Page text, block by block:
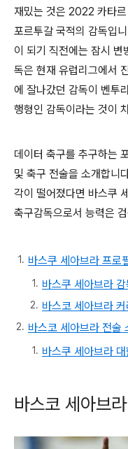
재밌는 것은 2022 카타
포르투갈 국적의 감독입
이 되기 직전에는 잠시
독은 현재 유럽리그에서
에 잘나갔던 감독이 벤투
행형인 감독이라는 것이
데이터 축구를 추구하는
및 축구 전술을 소개합니
각이 떨어졌다면 바스쿠
축구감독으로서 능력은
바스쿠 세아브라 프로
바스쿠 세아브라
바스코 세아브라 커
바스코 세아브라 전술
바스쿠 세아브라
바스코 세아브